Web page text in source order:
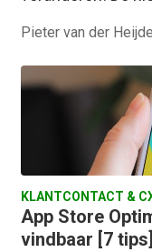
Pieter van der
KLANTCONTACT &
App Store
vindbaar [7 tips]